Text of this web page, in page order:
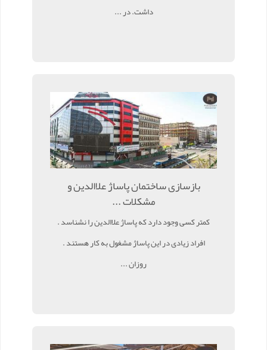
داشت. در ...
بازسازی ساختمان پاساژ علاالدین و
مشکلات ...
کمتر کسی وجود دارد که پاساژ علاالدین را نشناسد .
افراد زیادی در این پاساژ مشغول به کار هستند .
روزان ...